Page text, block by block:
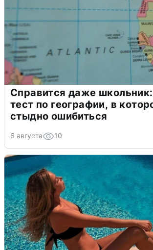
Справится даже
тест по географии, в
стыдно ошибиться
6 августа 10